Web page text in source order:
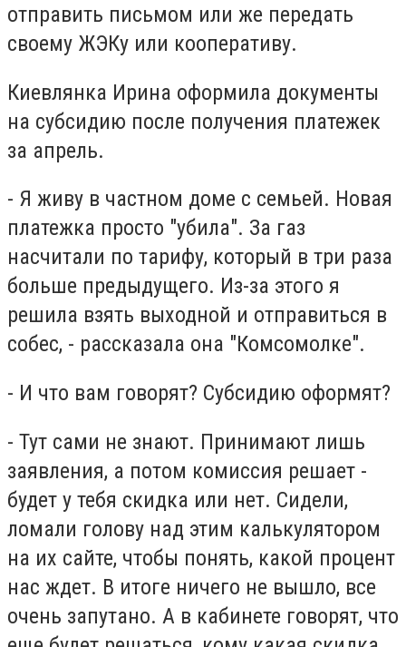
отправить письмом или же передать
своему ЖЭКу или кооперативу.
Киевлянка Ирина оформила документы
на субсидию после получения платежек
за апрель.
- Я живу в частном доме с семьей. Новая
платежка просто "убила". За газ
насчитали по тарифу, который в три раза
больше предыдущего. Из-за этого я
решила взять выходной и отправиться в
собес, - рассказала она "Комсомолке".
- И что вам говорят? Субсидию оформят?
- Тут сами не знают. Принимают лишь
заявления, а потом комиссия решает -
будет у тебя скидка или нет. Сидели,
ломали голову над этим калькулятором
на их сайте, чтобы понять, какой процент
нас ждет. В итоге ничего не вышло, все
очень запутано. А в кабинете говорят, что